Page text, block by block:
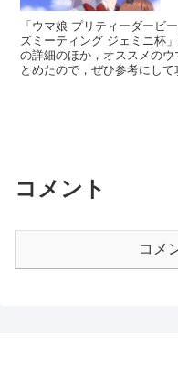
「ウマ娘 プリティーダービ
ズミーティング ジェミニ杯
の詳細のほか，オススメの
とめたので，ぜひ参考にして
コメント
コメ